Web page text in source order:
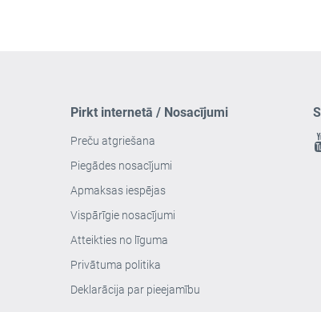
Pirkt internetā / Nosacījumi
Preču atgriešana
Piegādes nosacījumi
Apmaksas iespējas
Vispārīgie nosacījumi
Atteikties no līguma
Privātuma politika
Deklarācija par pieejamību